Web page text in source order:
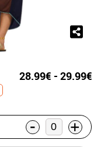
28.99€ - 29.99€
- +